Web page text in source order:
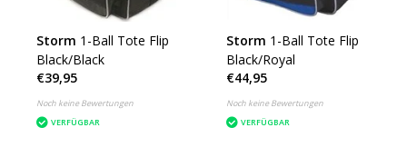
Storm 1-Ball Tote Flip
Black/Black
€39,95
Noch keine Bewertungen
VERFÜGBAR
Storm 1-Ball Tote Flip
Black/Royal
€44,95
Noch keine Bewertungen
VERFÜGBAR